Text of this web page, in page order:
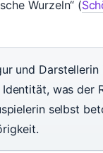
Wurzeln“ (
und
was der
selbst